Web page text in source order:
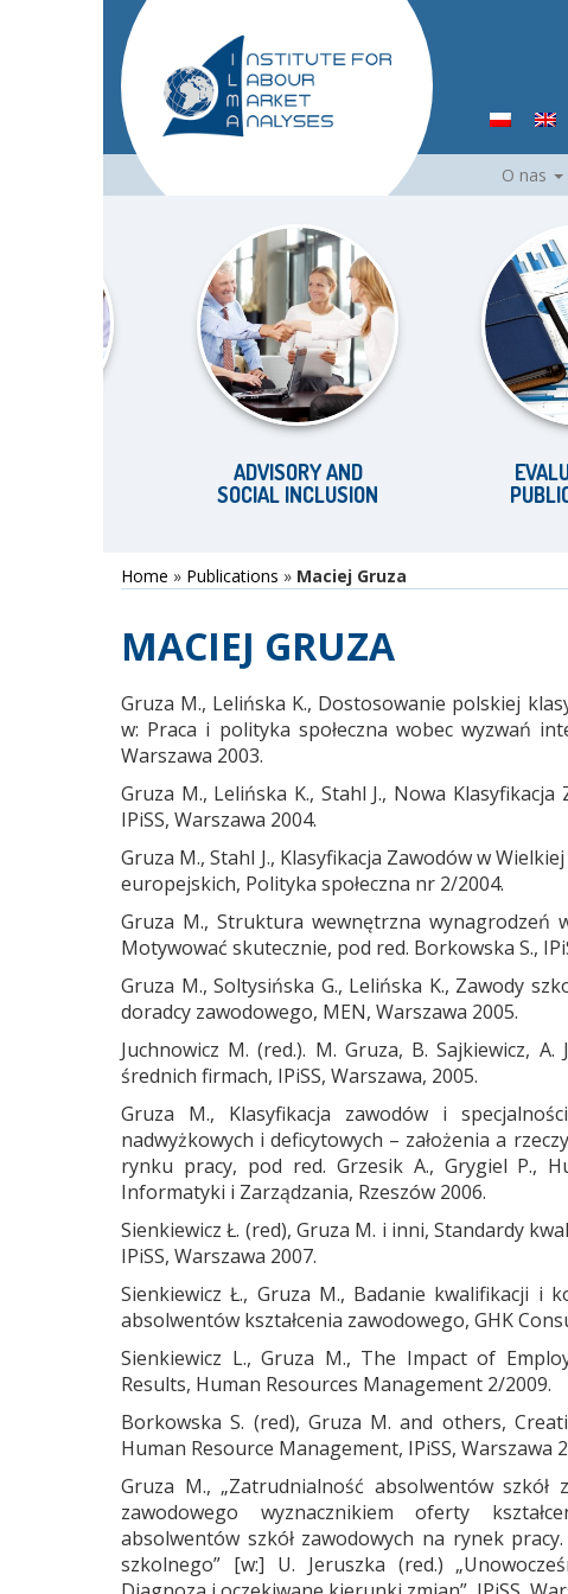
O nas
ADVISORY AND
SOCIAL INCLUSION
PUBLIC
Home » Publications » Maciej Gruza
MACIEJ GRUZA
Gruza M., Lelińska K., Dostosowanie polskiej
w: Praca i polityka społeczna wobec wyzwań
Warszawa 2003.
Gruza M., Lelińska K., Stahl J., Nowa
IPiSS, Warszawa 2004.
Gruza M., Stahl J., Klasyfikacja Zawodów w
europejskich, Polityka społeczna nr 2/2004.
Gruza M., Struktura wewnętrzna wynagrodzeń
Motywować skutecznie, pod red. Borkowska S.,
Gruza M., Soltysińska G., Lelińska K., Zawody
doradcy zawodowego, MEN, Warszawa 2005.
Juchnowicz M. (red.). M. Gruza, B. Sajkiewicz,
średnich firmach, IPiSS, Warszawa, 2005.
Gruza M., Klasyfikacja zawodów i
nadwyżkowych i deficytowych – założenia a
rynku pracy, pod red. Grzesik A., Grygiel P.,
Informatyki i Zarządzania, Rzeszów 2006.
Sienkiewicz Ł. (red), Gruza M. i inni, Standardy
IPiSS, Warszawa 2007.
Sienkiewicz Ł., Gruza M., Badanie kwalifikacji i
absolwentów kształcenia zawodowego, GHK
Sienkiewicz L., Gruza M., The Impact of
Results, Human Resources Management 2/2009.
Borkowska S. (red), Gruza M. and others,
Human Resource Management, IPiSS, Warszawa
Gruza M., „Zatrudnialność absolwentów szkół
zawodowego wyznacznikiem oferty
absolwentów szkół zawodowych na rynek
szkolnego” [w:] U. Jeruszka (red.)